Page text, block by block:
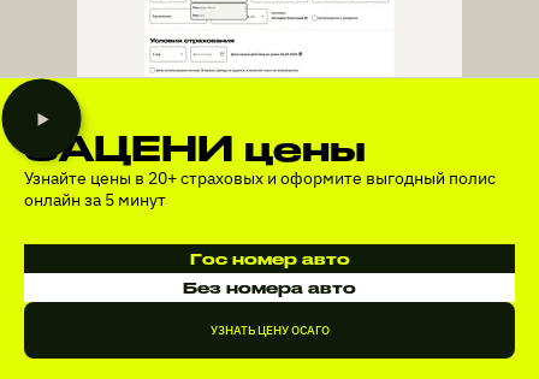
ЗАЦЕНИ цены
Узнайте цены в 20+ страховых и оформите выгодный полис
онлайн за 5 минут
Гос номер авто
Без номера авто
УЗНАТЬ ЦЕНУ ОСАГО